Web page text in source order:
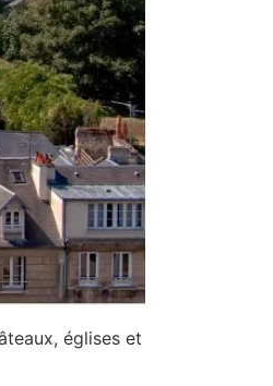
églises et